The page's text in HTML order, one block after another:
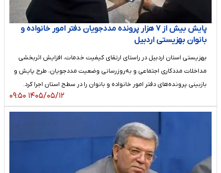
پایش بیش از ۷ هزار پرونده مددجویان دفتر امور خانواده و
بانوان بهزیستی اردبیل
بهزیستی استان اردبیل در راستای ارتقای کیفیت خدمات، افزایش اثربخشی
مداخلات مددکاری اجتماعی و به‌روزرسانی وضعیت مددجویان، طرح پایش و
بازبینی پرونده‌های دفتر امور خانواده و بانوان را در سطح استان اجرا کرد.
۱۴۰۵/۰۵/۱۲ ۰۹:۵۰